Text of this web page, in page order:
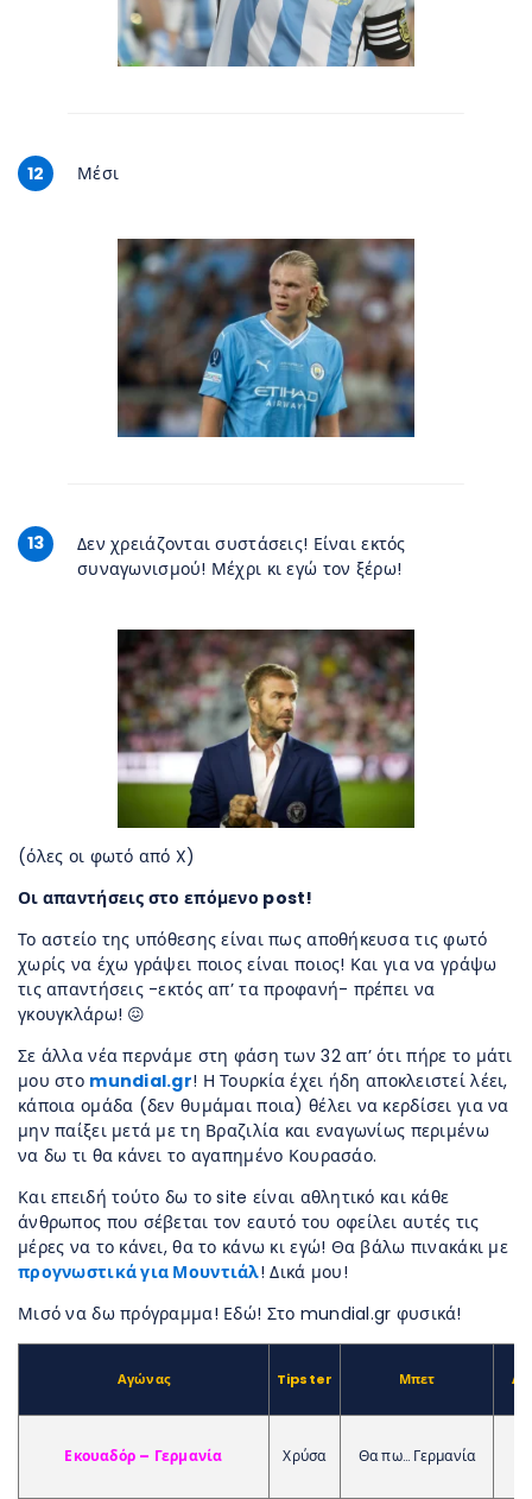
12 Μέσι
13
Δεν χρειάζονται συστάσεις! Είναι εκτός
συναγωνισμού! Μέχρι κι εγώ τον ξέρω!
(όλες οι φωτό από X)
Οι απαντήσεις στο επόμενο post!
Το αστείο της υπόθεσης είναι πως αποθήκευσα τις φωτό
χωρίς να έχω γράψει ποιος είναι ποιος! Και για να γράψω
τις απαντήσεις -εκτός απ’ τα προφανή- πρέπει να
γκουγκλάρω! 😖
Σε άλλα νέα περνάμε στη φάση των 32 απ’ ότι πήρε το μάτι
μου στο mundial.gr! Η Τουρκία έχει ήδη αποκλειστεί λέει,
κάποια ομάδα (δεν θυμάμαι ποια) θέλει να κερδίσει για να
μην παίξει μετά με τη Βραζιλία και εναγωνίως περιμένω
να δω τι θα κάνει το αγαπημένο Κουρασάο.
Και επειδή τούτο δω το site είναι αθλητικό και κάθε
άνθρωπος που σέβεται τον εαυτό του οφείλει αυτές τις
μέρες να το κάνει, θα το κάνω κι εγώ! Θα βάλω πινακάκι με
προγνωστικά για Μουντιάλ! Δικά μου!
Μισό να δω πρόγραμμα! Εδώ! Στο mundial.gr φυσικά!
Αγώνας Tipster Μπετ
Εκουαδόρ – Γερμανία Χρύσα Θα πω… Γερμανία